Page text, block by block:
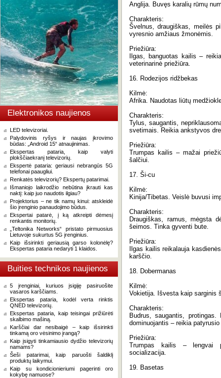
Elektronikos naujienos
LED televizoriai.
Palydovinis ryšys ir naujas įkrovimo
būdas: „Android 15“ atnaujinimas.
Ekspertas pataria, kaip valyti
plokščiaekranį televizorių.
Ekspertė pataria: geriausi nebrangūs 5G
telefonai paaugliui.
Renkatės televizorių? Ekspertų patarimai.
Išmaniojo laikrodžio nebūtina įkrauti kas
naktį: kaip juo naudotis ilgiau?
Projektorius – ne tik namų kinui: atskleidė
šio įrenginio panaudojimo būdus.
Ekspertai patarė, į ką atkreipti dėmesį
renkantis monitorių.
„Teltonika Networks“ pristato pirmuosius
Lietuvoje sukurtus 5G įrenginius.
Kaip išsirinkti geriausią garso kolonėlę?
Ekspertas pataria nedaryti 1 klaidos.
Buities technikos naujienos
5 įrenginiai, kuriuos įsigiję pasiruošite
vasaros karščiams.
Ekspertas pataria, kodėl verta rinktis
QNED televizorių.
Ekspertas pataria, kaip teisingai prižiūrėti
skalbimo mašiną.
Karščiai dar nesibaigė – kaip išsirinkti
tinkamą oro vėsinimo įrangą?
Kaip įsigyti tinkamiausio dydžio televizorių
namams?
Šeši patarimai, kaip paruošti šaldiklį
produktų laikymui.
Kaip su kondicionieriumi pagerinti oro
kokybę namuose?
Anglija. Buvęs karalių rūmų
Charakteris:
Švelnus, draugiškas, meilės
vyresnio amžiaus žmonėmis.
Priežiūra:
Ilgas, banguotas kailis –
veterinarinė priežiūra.
16. Rodezijos ridžbekas
Kilmė:
Afrika. Naudotas liūtų
Charakteris:
Tylus, saugantis,
svetimais. Reikia ankstyvos
Priežiūra:
Trumpas kailis – mažai
šalčiui.
17. Ši-cu
Kilmė:
Kinija/Tibetas. Veislė buvusi
Charakteris:
Draugiškas, ramus, mėgsta
šeimos. Tinka gyventi bute.
Priežiūra:
Ilgas kailis reikalauja
karščio.
18. Dobermanas
Kilmė:
Vokietija. Išvesta kaip sarginis
Charakteris:
Budrus, saugantis,
dominuojantis – reikia
Priežiūra:
Trumpas kailis – lengvai
socializacija.
19. Basetas